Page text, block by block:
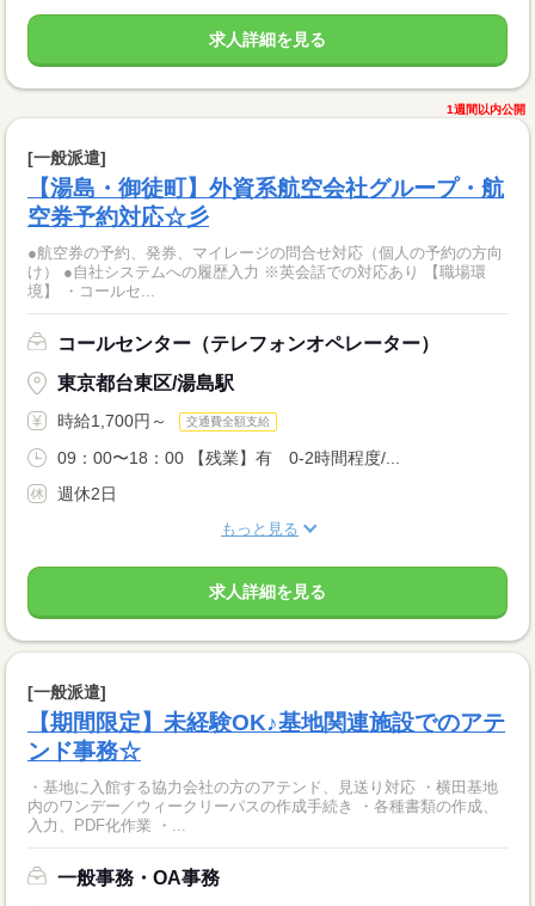
求人詳細を見る
1週間以内公開
[一般派遣]
【湯島・御徒町】外資系航空会社グループ・航
空券予約対応☆彡
●航空券の予約、発券、マイレージの問合せ対応（個人の予約の方向
け） ●自社システムへの履歴入力 ※英会話での対応あり 【職場環
境】 ・コールセ...
コールセンター（テレフォンオペレーター）
東京都台東区/湯島駅
時給1,700円～ 交通費全額支給
09：00〜18：00 【残業】有 0-2時間程度/...
週休2日
もっと見る
求人詳細を見る
[一般派遣]
【期間限定】未経験OK♪基地関連施設でのアテ
ンド事務☆
・基地に入館する協力会社の方のアテンド、見送り対応 ・横田基地
内のワンデー／ウィークリーパスの作成手続き ・各種書類の作成、
入力、PDF化作業 ・...
一般事務・OA事務